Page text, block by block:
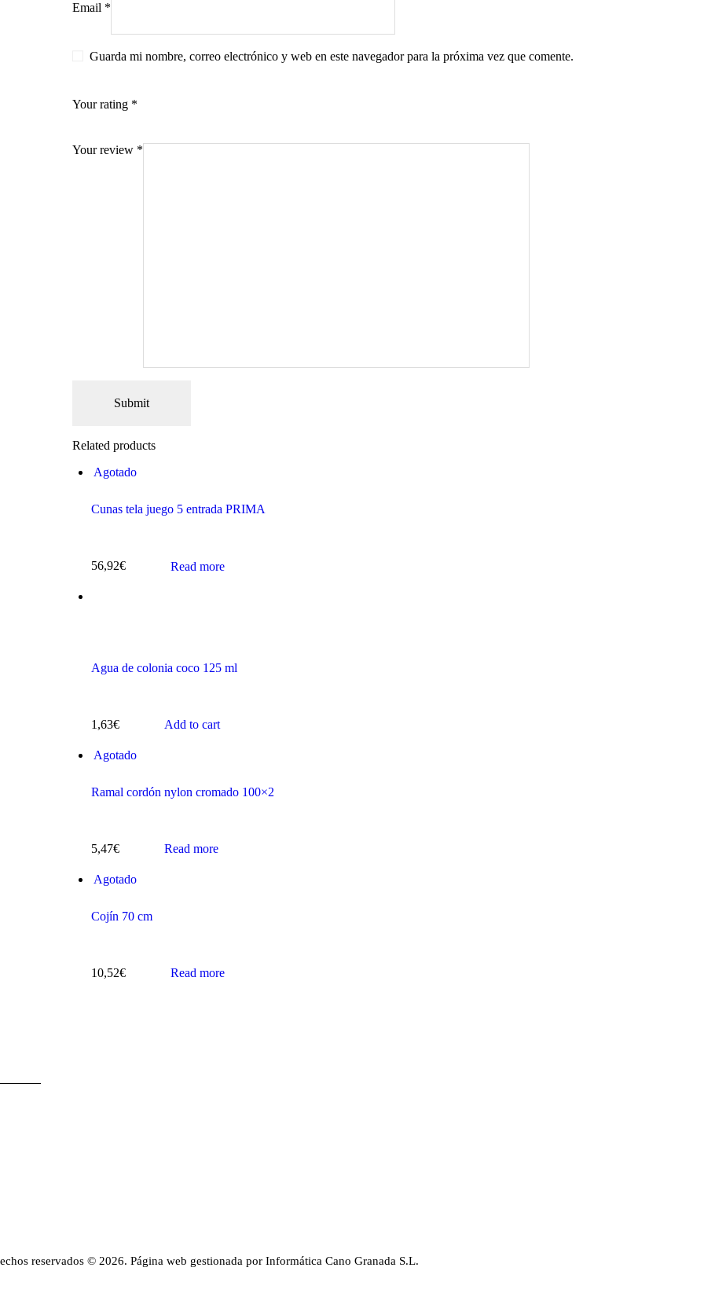
Email *
Guarda mi nombre, correo electrónico y web en este navegador para la próxima vez que comente.
Your rating *
Your review *
Related products
Agotado
Cunas tela juego 5 entrada PRIMA
56,92€ Read more
Agua de colonia coco 125 ml
1,63€ Add to cart
Agotado
Ramal cordón nylon cromado 100×2
5,47€ Read more
Agotado
Cojín 70 cm
10,52€ Read more
reservados © 2026. Página web gestionada por Informática Cano Granada S.L.